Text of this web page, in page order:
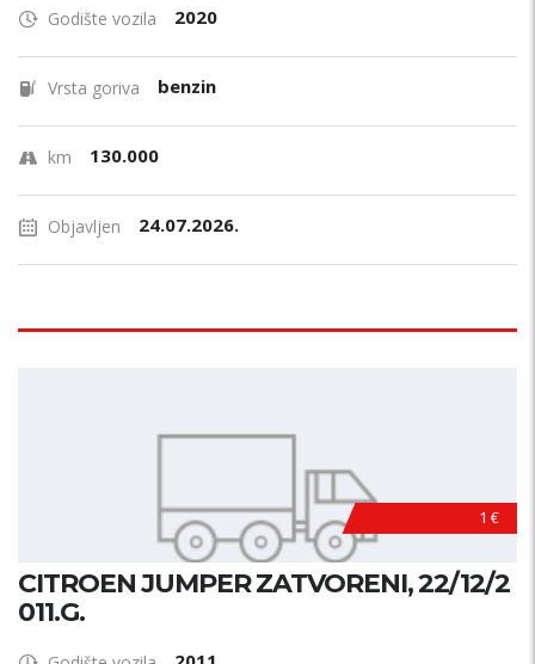
Godište vozila 2020
Vrsta goriva benzin
km 130.000
Objavljen 24.07.2026.
1 €
CITROEN JUMPER ZATVORENI, 22/12/2
011.G.